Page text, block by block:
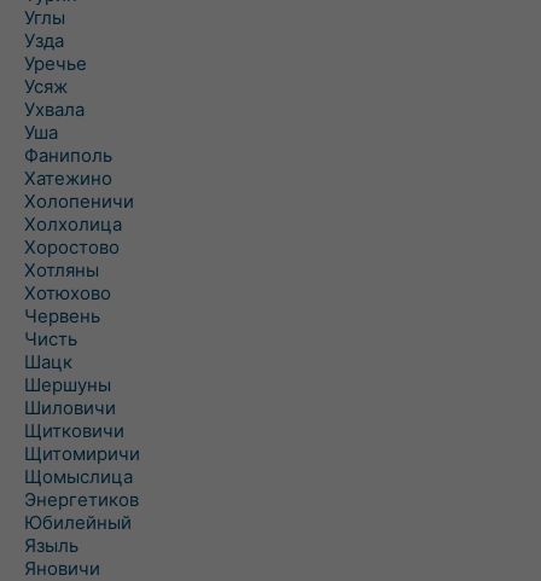
Углы
Узда
Уречье
Усяж
Ухвала
Уша
Фаниполь
Хатежино
Холопеничи
Холхолица
Хоростово
Хотляны
Хотюхово
Червень
Чисть
Шацк
Шершуны
Шиловичи
Щитковичи
Щитомиричи
Щомыслица
Энергетиков
Юбилейный
Языль
Яновичи